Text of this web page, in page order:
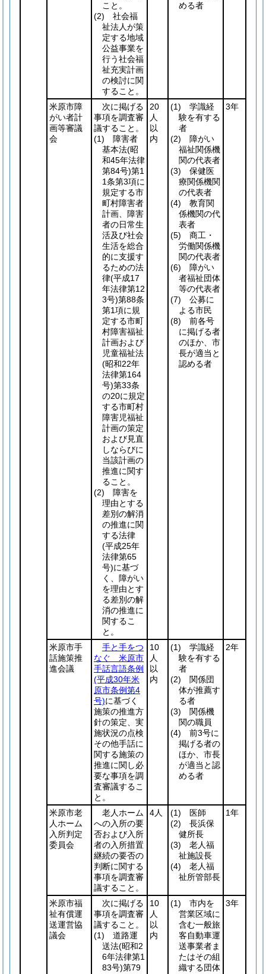
こと。
(2) 社会福
祉法人が策
定する地域
公益事業を
行う社会福
祉充実計画
の検討に関
すること。
める者
米原市障
がい者計
画等審議
会
次に掲げる
事項を調査審
議すること。
(1) 障害者
基本法(昭
和45年法律
第84号)第1
1条第3項に
規定する市
町村障害者
計画、障害
者の日常生
活及び社会
生活を総合
的に支援す
るための法
律(平成17
年法律第12
3号)第88条
第1項に規
定する市町
村障害福祉
計画および
児童福祉法
(昭和22年
法律第164
号)第33条
の20に規定
する市町村
障害児福祉
計画の策定
および見直
しならびに
当該計画の
推進に関す
ること。
(2) 障害を
理由とする
差別の解消
の推進に関
する法律
(平成25年
法律第65
号)に基づ
く、障がい
を理由とす
る差別の解
消の推進に
関するこ
と。
20
人
以
内
(1) 学識経
験を有する
者
(2) 障がい
福祉関係機
関の代表者
(3) 保健医
療関係機関
の代表者
(4) 教育関
係機関の代
表者
(5) 商工・
労働関係機
関の代表者
(6) 障がい
者福祉団体
等の代表者
(7) 公募に
よる市民
(8) 前各号
に掲げる者
のほか、市
長が適当と
認める者
3年
米原市手
話施策推
進会議
手と手をつ
なぐ 米原市
手話言語条例
(平成30年米
原市条例第4
号)に基づく
施策の推進方
針の策定、実
施状況の点検
その他手話に
関する施策の
推進に関し必
要な事項を調
査審議するこ
と。
10
人
以
内
(1) 学識経
験を有する
者
(2) 関係団
体が推薦す
る者
(3) 関係機
関の職員
(4) 前3号に
掲げる者の
ほか、市長
が適当と認
める者
2年
米原市老
人ホーム
入所判定
委員会
老人ホーム
への入所の要
否および入所
者の入所措置
継続の要否の
判断に関する
事項を調査審
議すること。
4人 (1) 医師
(2) 長浜保
健所長
(3) 老人福
祉施設長
(4) 老人福
祉所管部長
1年
米原市福
祉有償運
送運営協
議会
次に掲げる
事項を調査審
議すること。
(1) 道路運
送法(昭和2
6年法律第1
83号)第79
10
人
以
内
(1) 市内を
営業区域に
含む一般旅
客自動車運
送事業者ま
たはその組
織する団体
3年